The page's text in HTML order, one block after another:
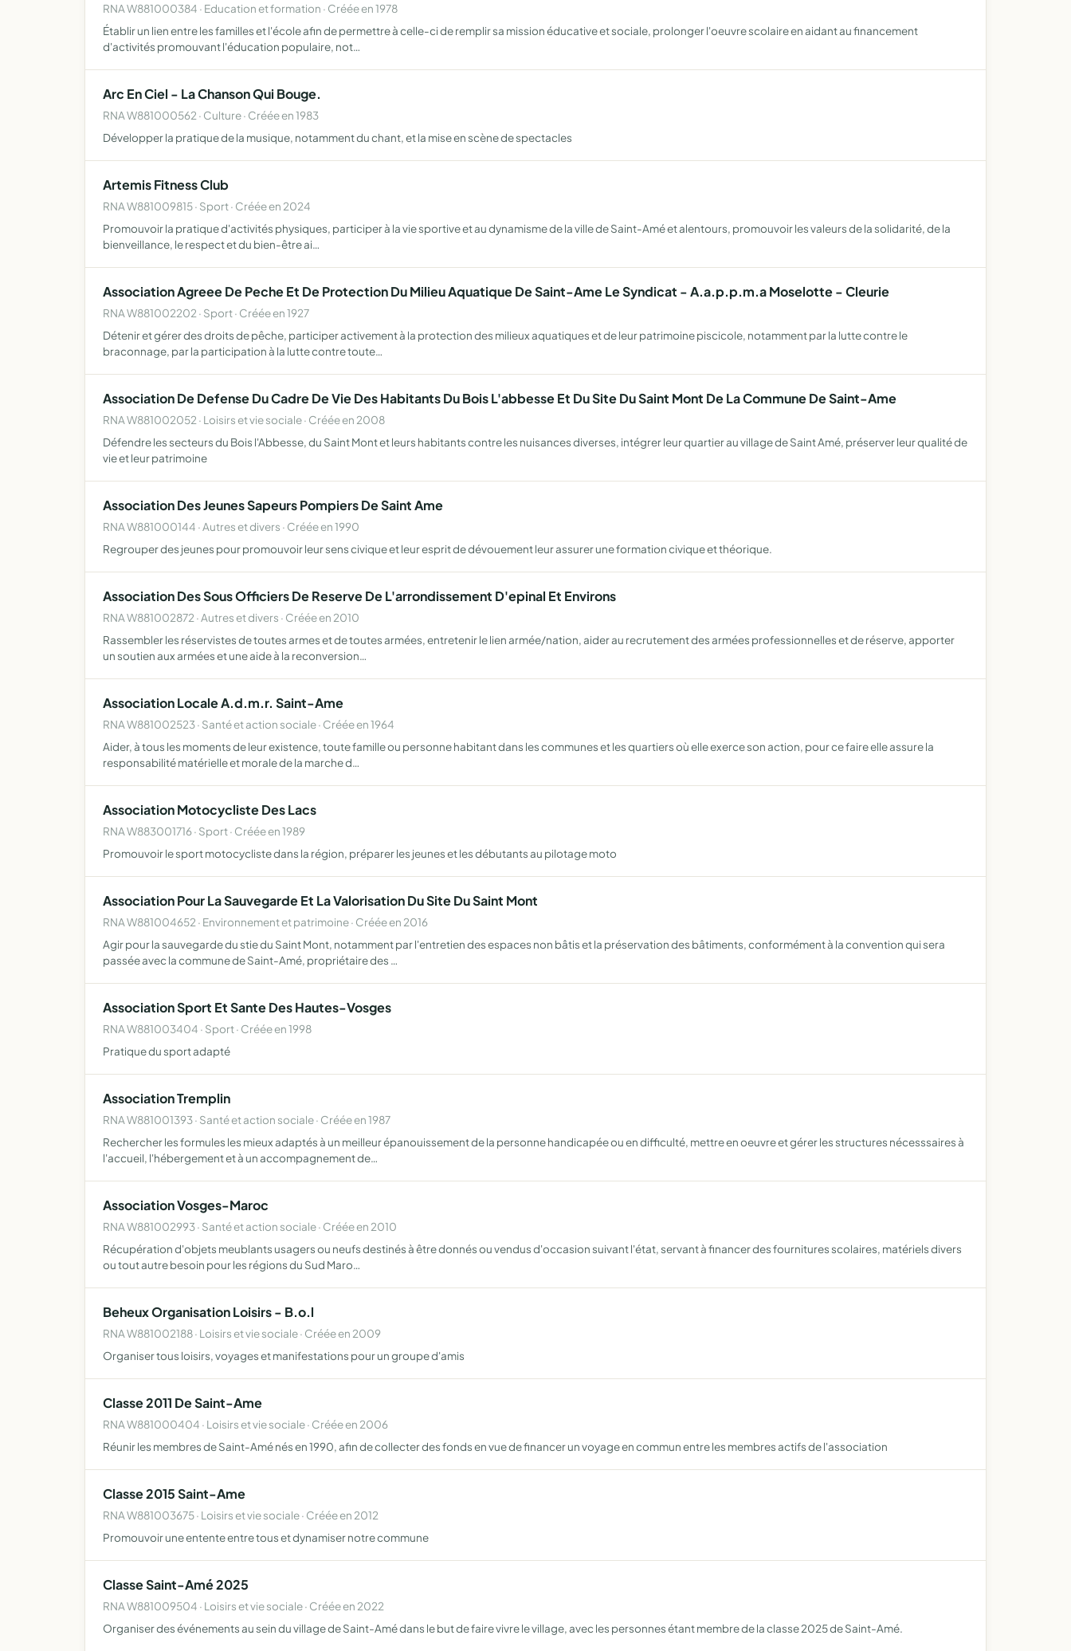
RNA W881000384 · Education et formation · Créée en 1978
Établir un lien entre les familles et l'école afin de permettre à celle-ci de remplir sa mission éducative et sociale, prolonger l'oeuvre scolaire en aidant au financement
d'activités promouvant l'éducation populaire, not…
Arc En Ciel - La Chanson Qui Bouge.
RNA W881000562 · Culture · Créée en 1983
Développer la pratique de la musique, notamment du chant, et la mise en scène de spectacles
Artemis Fitness Club
RNA W881009815 · Sport · Créée en 2024
Promouvoir la pratique d'activités physiques, participer à la vie sportive et au dynamisme de la ville de Saint-Amé et alentours, promouvoir les valeurs de la solidarité, de la
bienveillance, le respect et du bien-être ai…
Association Agreee De Peche Et De Protection Du Milieu Aquatique De Saint-Ame Le Syndicat - A.a.p.p.m.a Moselotte - Cleurie
RNA W881002202 · Sport · Créée en 1927
Détenir et gérer des droits de pêche, participer activement à la protection des milieux aquatiques et de leur patrimoine piscicole, notamment par la lutte contre le
braconnage, par la participation à la lutte contre toute…
Association De Defense Du Cadre De Vie Des Habitants Du Bois L'abbesse Et Du Site Du Saint Mont De La Commune De Saint-Ame
RNA W881002052 · Loisirs et vie sociale · Créée en 2008
Défendre les secteurs du Bois l'Abbesse, du Saint Mont et leurs habitants contre les nuisances diverses, intégrer leur quartier au village de Saint Amé, préserver leur qualité de
vie et leur patrimoine
Association Des Jeunes Sapeurs Pompiers De Saint Ame
RNA W881000144 · Autres et divers · Créée en 1990
Regrouper des jeunes pour promouvoir leur sens civique et leur esprit de dévouement leur assurer une formation civique et théorique.
Association Des Sous Officiers De Reserve De L'arrondissement D'epinal Et Environs
RNA W881002872 · Autres et divers · Créée en 2010
Rassembler les réservistes de toutes armes et de toutes armées, entretenir le lien armée/nation, aider au recrutement des armées professionnelles et de réserve, apporter
un soutien aux armées et une aide à la reconversion…
Association Locale A.d.m.r. Saint-Ame
RNA W881002523 · Santé et action sociale · Créée en 1964
Aider, à tous les moments de leur existence, toute famille ou personne habitant dans les communes et les quartiers où elle exerce son action, pour ce faire elle assure la
responsabilité matérielle et morale de la marche d…
Association Motocycliste Des Lacs
RNA W883001716 · Sport · Créée en 1989
Promouvoir le sport motocycliste dans la région, préparer les jeunes et les débutants au pilotage moto
Association Pour La Sauvegarde Et La Valorisation Du Site Du Saint Mont
RNA W881004652 · Environnement et patrimoine · Créée en 2016
Agir pour la sauvegarde du stie du Saint Mont, notamment par l'entretien des espaces non bâtis et la préservation des bâtiments, conformément à la convention qui sera
passée avec la commune de Saint-Amé, propriétaire des …
Association Sport Et Sante Des Hautes-Vosges
RNA W881003404 · Sport · Créée en 1998
Pratique du sport adapté
Association Tremplin
RNA W881001393 · Santé et action sociale · Créée en 1987
Rechercher les formules les mieux adaptés à un meilleur épanouissement de la personne handicapée ou en difficulté, mettre en oeuvre et gérer les structures nécesssaires à
l'accueil, l'hébergement et à un accompagnement de…
Association Vosges-Maroc
RNA W881002993 · Santé et action sociale · Créée en 2010
Récupération d'objets meublants usagers ou neufs destinés à être donnés ou vendus d'occasion suivant l'état, servant à financer des fournitures scolaires, matériels divers
ou tout autre besoin pour les régions du Sud Maro…
Beheux Organisation Loisirs - B.o.l
RNA W881002188 · Loisirs et vie sociale · Créée en 2009
Organiser tous loisirs, voyages et manifestations pour un groupe d'amis
Classe 2011 De Saint-Ame
RNA W881000404 · Loisirs et vie sociale · Créée en 2006
Réunir les membres de Saint-Amé nés en 1990, afin de collecter des fonds en vue de financer un voyage en commun entre les membres actifs de l'association
Classe 2015 Saint-Ame
RNA W881003675 · Loisirs et vie sociale · Créée en 2012
Promouvoir une entente entre tous et dynamiser notre commune
Classe Saint-Amé 2025
RNA W881009504 · Loisirs et vie sociale · Créée en 2022
Organiser des événements au sein du village de Saint-Amé dans le but de faire vivre le village, avec les personnes étant membre de la classe 2025 de Saint-Amé.